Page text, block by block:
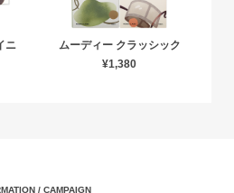
ニ
ムーディー クラッシック
¥1,380
/ CAMPAIGN